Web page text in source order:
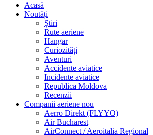
Acasă
Noutăți
Știri
Rute aeriene
Hangar
Curiozități
Aventuri
Accidente aviatice
Incidente aviatice
Republica Moldova
Recenzii
Companii aeriene nou
Aerro Direkt (FLYYO)
Air Bucharest
AirConnect / Aeroitalia Regional